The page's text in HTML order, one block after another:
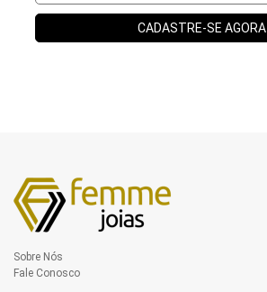
CADASTRE-SE AGORA
Sobre Nós
Fale Conosco